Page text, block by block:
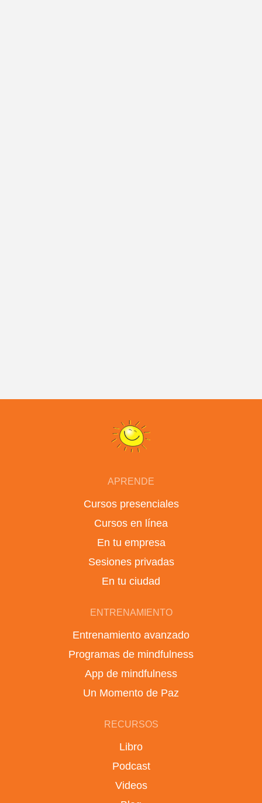
APRENDE
Cursos presenciales
Cursos en línea
En tu empresa
Sesiones privadas
En tu ciudad
ENTRENAMIENTO
Entrenamiento avanzado
Programas de mindfulness
App de mindfulness
Un Momento de Paz
RECURSOS
Libro
Podcast
Videos